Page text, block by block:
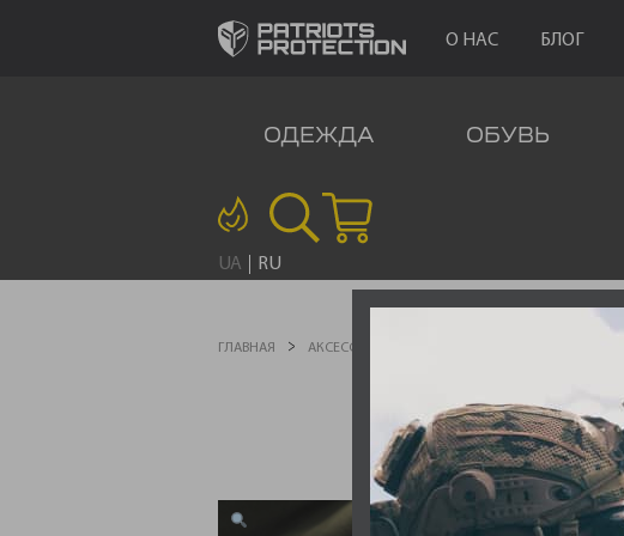
О НАС БЛОГ
ОДЕЖДА ОБУВЬ
UA RU
ГЛАВНАЯ АКСЕССУАРЫ